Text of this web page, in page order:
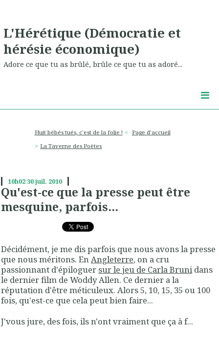
L'Hérétique (Démocratie et
hérésie économique)
Adore ce que tu as brûlé, brûle ce que tu as adoré...
Huit bébés tués, c'est de la folie !
Page d'accueil
La Taverne des Poètes
10h02 30juil. 2010
Qu'est-ce que la presse peut être
mesquine, parfois...
Décidément, je me dis parfois que nous avons la presse
que nous méritons. EnAngleterre, on a cru
passionnant d'épiloguer sur le jeu de Carla Brunidans
le dernier film de Woddy Allen. Ce dernier a la
réputation d'être méticuleux. Alors 5, 10, 15, 35 ou 100
fois, qu'est-ce que cela peut bien faire...
J'vous jure, des fois, ils n'ont vraiment que ça à f...